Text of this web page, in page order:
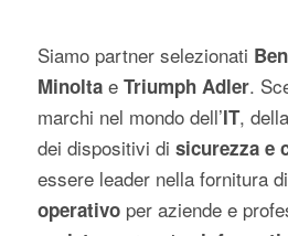
Siamo partner selezionati
Minoltae Triumph Adler.
marchi nel mondo dell’IT, della
dei dispositivi di sicurezza e
essere leader nella fornitura
operativo per aziende e